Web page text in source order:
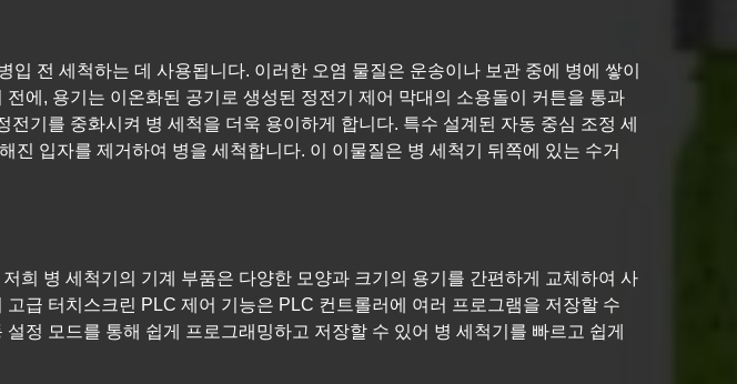
전 세척하는 데 사용됩니다. 이러한 오염 물질은 운송이나 보관 중에 병에 쌓이
에, 용기는 이온화된 공기로 생성된 정전기 제어 막대의 소용돌이 커튼을 통과
기를 중화시켜 병 세척을 더욱 용이하게 합니다. 특수 설계된 자동 중심 조정 세
입자를 제거하여 병을 세척합니다. 이 이물질은 병 세척기 뒤쪽에 있는 수거
희 병 세척기의 기계 부품은 다양한 모양과 크기의 용기를 간편하게 교체하여 사
급 터치스크린 PLC 제어 기능은 PLC 컨트롤러에 여러 프로그램을 저장할 수
정 모드를 통해 쉽게 프로그래밍하고 저장할 수 있어 병 세척기를 빠르고 쉽게